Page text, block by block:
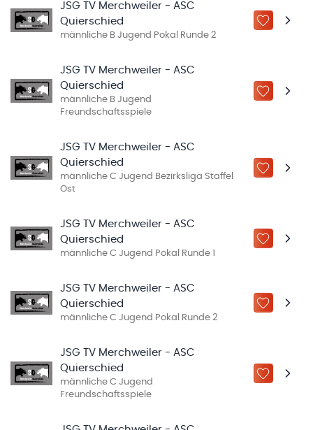
JSG TV Merchweiler - ASC
Quierschied
männliche B Jugend Pokal Runde 2
ZU „MEINE
JSG TV Merchweiler - ASC
Quierschied
männliche B Jugend
Freundschaftsspiele
ZU „MEINE
JSG TV Merchweiler - ASC
Quierschied
männliche C Jugend Bezirksliga Staffel
Ost
ZU „MEINE
JSG TV Merchweiler - ASC
Quierschied
männliche C Jugend Pokal Runde 1
ZU „MEINE
JSG TV Merchweiler - ASC
Quierschied
männliche C Jugend Pokal Runde 2
ZU „MEINE
JSG TV Merchweiler - ASC
Quierschied
männliche C Jugend
Freundschaftsspiele
ZU „MEINE